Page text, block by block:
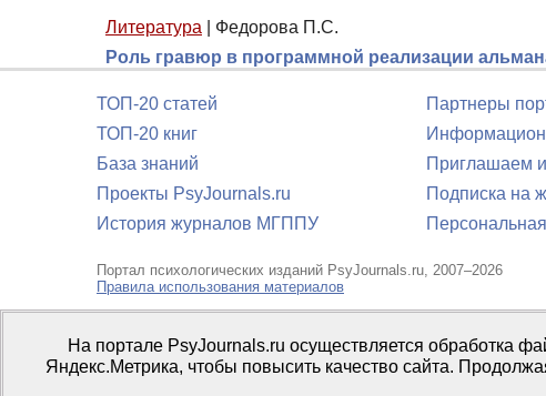
Литература
Федорова П.С.
Роль гравюр в программной реализации
ТОП-20 статей
ТОП-20 книг
База знаний
Проекты PsyJournals.ru
История журналов МГППУ
Партнеры
Приглашаем
Подписка на
Портал психологических изданий PsyJournals.ru, 2007–2026
Правила использования материалов
Свидетельство регистрации СМИЭл № ФС77-66447 от 14 июля
Издатель:ФГБОУ ВО МГППУ
На портале PsyJournals.ru осуществляется обработка
Яндекс.Метрика, чтобы повысить качество сайта.